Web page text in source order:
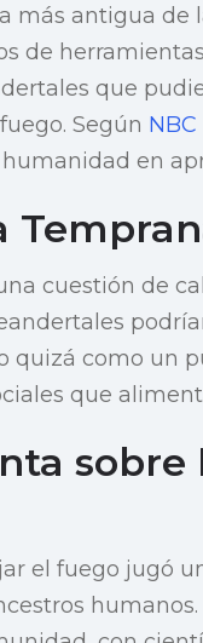
más antigua de
de
que
Según
en
cuestión de
quizá como un
que
sobre
el fuego jugó